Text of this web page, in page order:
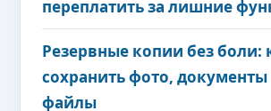
переплатить за лишние
Резервные копии без боли:
сохранить фото,
файлы